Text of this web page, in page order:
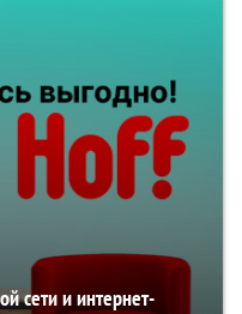
сети и интернет-